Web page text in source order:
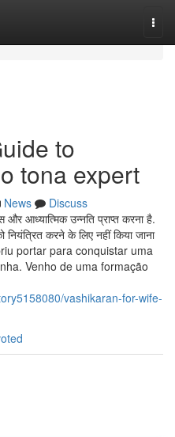
to
tona expert
News
Discuss
और आध्यात्मिक उन्नति प्राप्त करना है.
नियंत्रित करने के लिए नहीं किया जाना
portar para conquistar uma
Venho de uma formação
vashikaran-for-wife-